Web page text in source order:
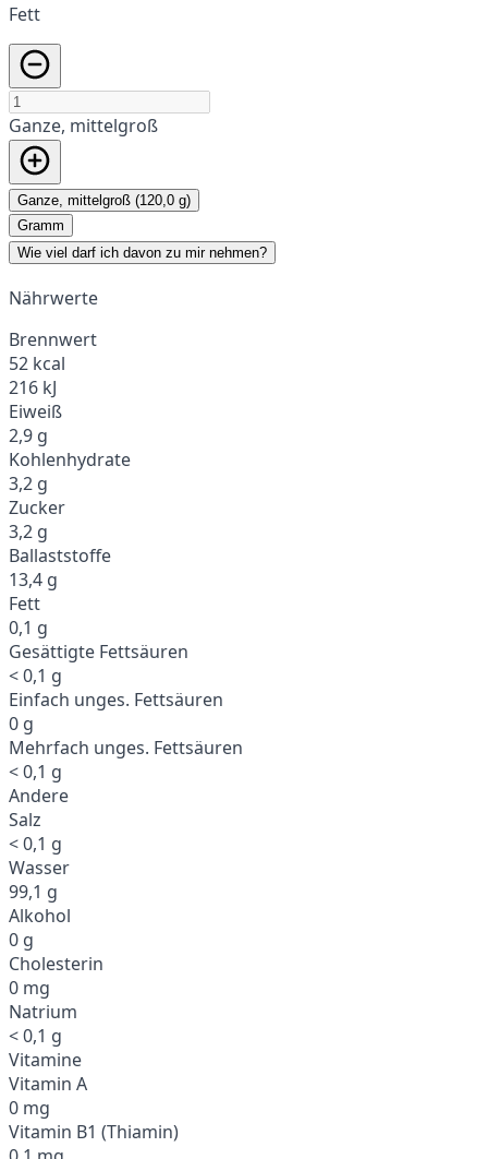
Fett
Ganze, mittelgroß
Ganze, mittelgroß (120,0 g)
Gramm
Wie viel darf ich davon zu mir nehmen?
Nährwerte
Brennwert
52 kcal
216 kJ
Eiweiß
2,9 g
Kohlenhydrate
3,2 g
Zucker
3,2 g
Ballaststoffe
13,4 g
Fett
0,1 g
Gesättigte Fettsäuren
< 0,1 g
Einfach unges. Fettsäuren
0 g
Mehrfach unges. Fettsäuren
< 0,1 g
Andere
Salz
< 0,1 g
Wasser
99,1 g
Alkohol
0 g
Cholesterin
0 mg
Natrium
< 0,1 g
Vitamine
Vitamin A
0 mg
Vitamin B1 (Thiamin)